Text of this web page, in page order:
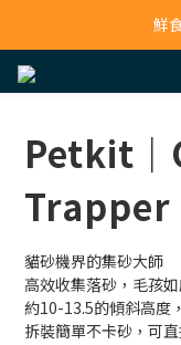
寵物
鮮
Petkit
Trapper
貓砂機界的集砂大師
高效收集落砂，毛孩
約10-13.5的傾斜高度
拆裝簡單不卡砂，可